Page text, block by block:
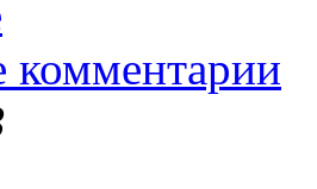
комментарии